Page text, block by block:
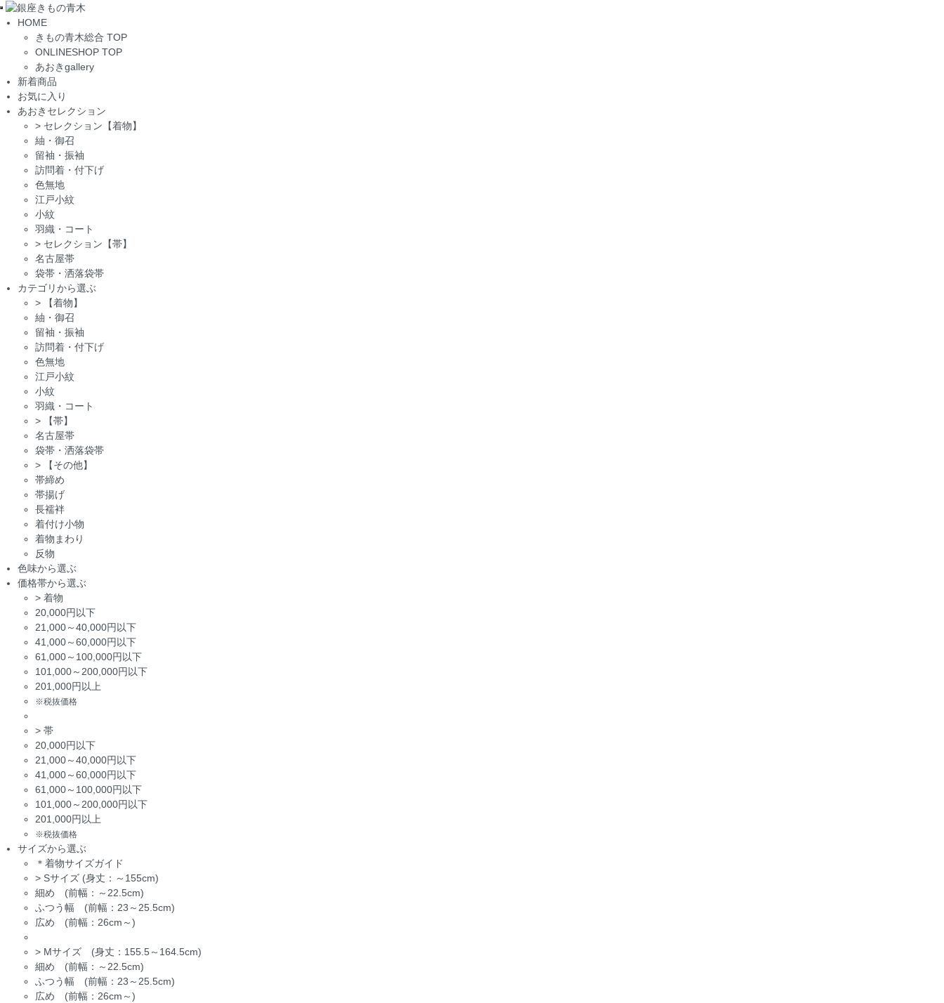
Toggle
navigation
HOME
きもの青木総合 TOP
ONLINESHOP TOP
あおきgallery
新着商品
お気に入り
あおきセレクション
> セレクション【着物】
紬・御召
留袖・振袖
訪問着・付下げ
色無地
江戸小紋
小紋
羽織・コート
> セレクション【帯】
名古屋帯
袋帯・洒落袋帯
カテゴリから選ぶ
>
【着物】
紬・御召
留袖・振袖
訪問着・付下げ
色無地
江戸小紋
小紋
羽織・コート
>
【帯】
名古屋帯
袋帯・洒落袋帯
>
【その他】
帯締め
帯揚げ
長襦袢
着付け小物
着物まわり
反物
色味から選ぶ
価格帯から選ぶ
> 着物
20,000円以下
21,000～40,000円以下
41,000～60,000円以下
61,000～100,000円以下
101,000～200,000円以下
201,000円以上
※税抜価格
> 帯
20,000円以下
21,000～40,000円以下
41,000～60,000円以下
61,000～100,000円以下
101,000～200,000円以下
201,000円以上
※税抜価格
サイズから選ぶ
＊着物サイズガイド
> Sサイズ (身丈：～155cm)
細め (前幅：～22.5cm)
ふつう幅 (前幅：23～25.5cm)
広め (前幅：26cm～)
> Mサイズ (身丈：155.5～164.5cm)
細め (前幅：～22.5cm)
ふつう幅 (前幅：23～25.5cm)
広め (前幅：26cm～)